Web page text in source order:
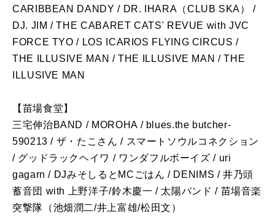
CARIBBEAN DANDY / DR. IHARA（CLUB SKA） /
DJ. JIM / THE CABARET CATS' REVUE with JVC
FORCE TYO / LOS ICARIOS FLYING CIRCUS /
THE ILLUSIVE MAN / THE ILLUSIVE MAN / THE
ILLUSIVE MAN
【苗場食堂】
三宅伸治BAND / MOROHA / blues.the butcher-
590213 / ザ・たこさん / スマートソウルコネクション
/ グッドラックヘイワ / ワンダフルボーイズ / uri
gagarn / DJみそしるとMCごはん / DENIMS / 井乃頭
蓄音団 with 上野洋子/鈴木慶一 / 太陽バンド / 苗場音楽
突撃隊（池畑潤二/井上富雄/松田文）